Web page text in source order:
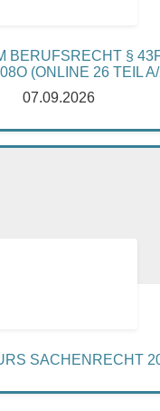
BERUFSRECHT §
(ONLINE 26 TEIL
07.09.2026
SACHENRECHT